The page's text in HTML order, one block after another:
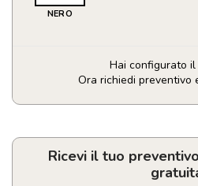
NERO
Hai configurato
Ora richiedi preventivo
Penna
in
metalloRicevi il tuo